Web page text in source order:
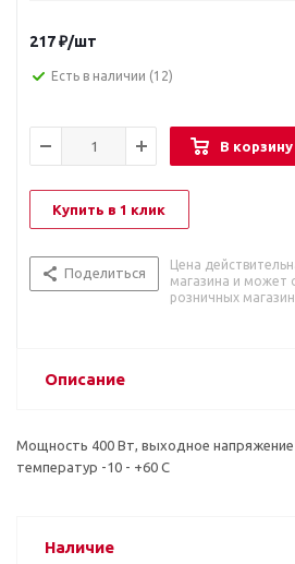
217₽/шт
Есть в наличии (12)
В корзину
Купить в 1 клик
Поделиться
Цена
магазина и может
розничных
Описание
Мощность 400 Вт, выходное напряжение
температур -10 - +60 С
Наличие